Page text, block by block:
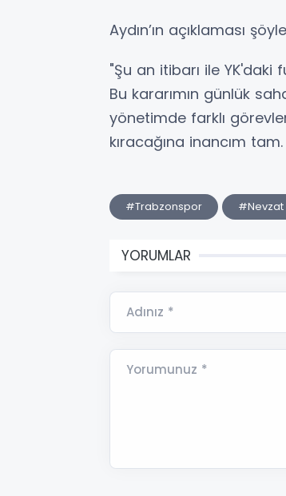
Aydın’ın açıklaması
"Şu an itibarı ile
Bu kararımın günlük
yönetimde farklı
kıracağına inancım
#Trabzonspor #Nevzat
YORUMLAR
Adınız *
Yorumunuz *